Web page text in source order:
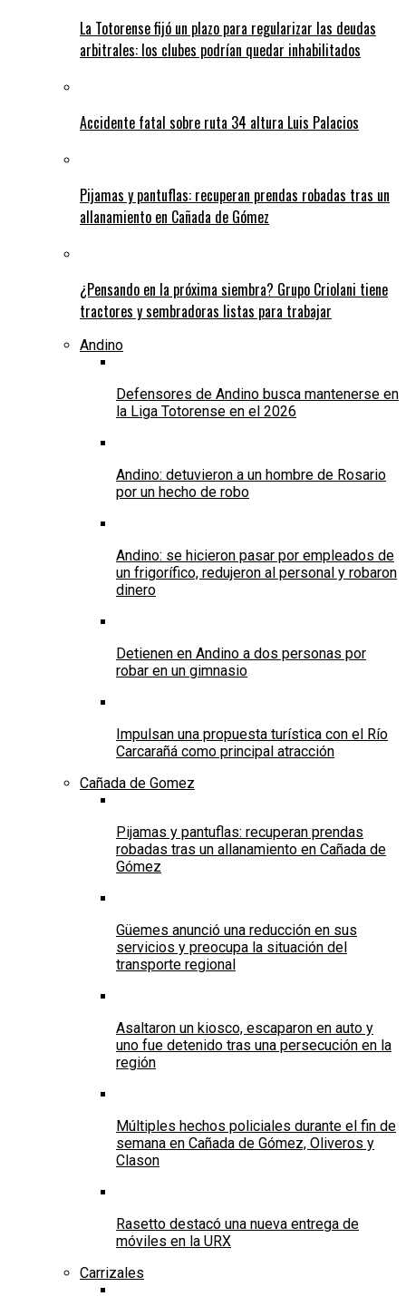
La Totorense fijó un plazo para regularizar las deudas
arbitrales: los clubes podrían quedar inhabilitados
Accidente fatal sobre ruta 34 altura Luis Palacios
Pijamas y pantuflas: recuperan prendas robadas tras un
allanamiento en Cañada de Gómez
¿Pensando en la próxima siembra? Grupo Criolani tiene
tractores y sembradoras listas para trabajar
Andino
Defensores de Andino busca mantenerse en
la Liga Totorense en el 2026
Andino: detuvieron a un hombre de Rosario
por un hecho de robo
Andino: se hicieron pasar por empleados de
un frigorífico, redujeron al personal y robaron
dinero
Detienen en Andino a dos personas por
robar en un gimnasio
Impulsan una propuesta turística con el Río
Carcarañá como principal atracción
Cañada de Gomez
Pijamas y pantuflas: recuperan prendas
robadas tras un allanamiento en Cañada de
Gómez
Güemes anunció una reducción en sus
servicios y preocupa la situación del
transporte regional
Asaltaron un kiosco, escaparon en auto y
uno fue detenido tras una persecución en la
región
Múltiples hechos policiales durante el fin de
semana en Cañada de Gómez, Oliveros y
Clason
Rasetto destacó una nueva entrega de
móviles en la URX
Carrizales